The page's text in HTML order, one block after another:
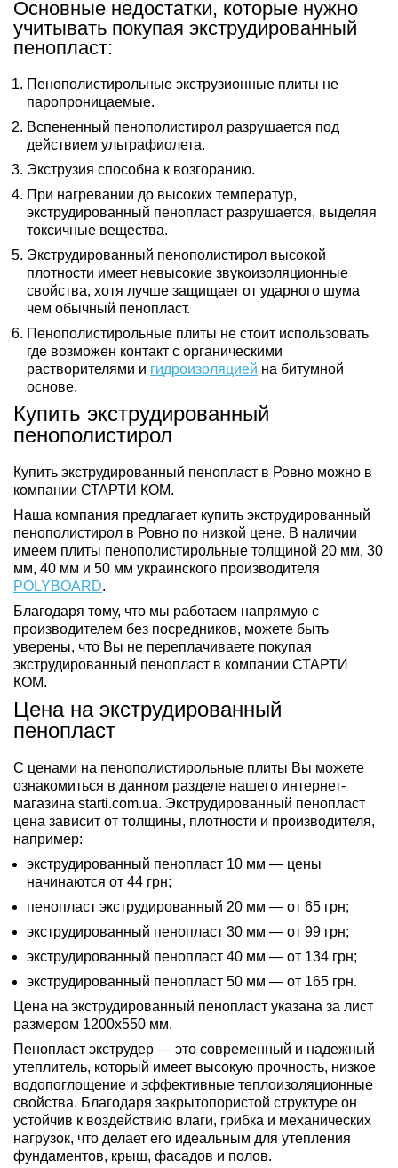
Основные недостатки, которые нужно
учитывать покупая экструдированный
пенопласт:
Пенополистирольные экструзионные плиты не
паропроницаемые.
Вспененный пенополистирол разрушается под
действием ультрафиолета.
Экструзия способна к возгоранию.
При нагревании до высоких температур,
экструдированный пенопласт разрушается, выделяя
токсичные вещества.
Экструдированный пенополистирол высокой
плотности имеет невысокие звукоизоляционные
свойства, хотя лучше защищает от ударного шума
чем обычный пенопласт.
Пенополистирольные плиты не стоит использовать
где возможен контакт с органическими
растворителями и гидроизоляцией на битумной
основе.
Купить экструдированный
пенополистирол
Купить экструдированный пенопласт в Ровно можно в
компании СТАРТИ КОМ.
Наша компания предлагает купить экструдированный
пенополистирол в Ровно по низкой цене. В наличии
имеем плиты пенополистирольные толщиной 20 мм, 30
мм, 40 мм и 50 мм украинского производителя
POLYBOARD.
Благодаря тому, что мы работаем напрямую с
производителем без посредников, можете быть
уверены, что Вы не переплачиваете покупая
экструдированный пенопласт в компании СТАРТИ
КОМ.
Цена на экструдированный
пенопласт
С ценами на пенополистирольные плиты Вы можете
ознакомиться в данном разделе нашего интернет-
магазина starti.com.ua. Экструдированный пенопласт
цена зависит от толщины, плотности и производителя,
например:
экструдированный пенопласт 10 мм — цены
начинаются от 44 грн;
пенопласт экструдированный 20 мм — от 65 грн;
экструдированный пенопласт 30 мм — от 99 грн;
экструдированный пенопласт 40 мм — от 134 грн;
экструдированный пенопласт 50 мм — от 165 грн.
Цена на экструдированный пенопласт указана за лист
размером 1200х550 мм.
Пенопласт экструдер — это современный и надежный
утеплитель, который имеет высокую прочность, низкое
водопоглощение и эффективные теплоизоляционные
свойства. Благодаря закрытопористой структуре он
устойчив к воздействию влаги, грибка и механических
нагрузок, что делает его идеальным для утепления
фундаментов, крыш, фасадов и полов.